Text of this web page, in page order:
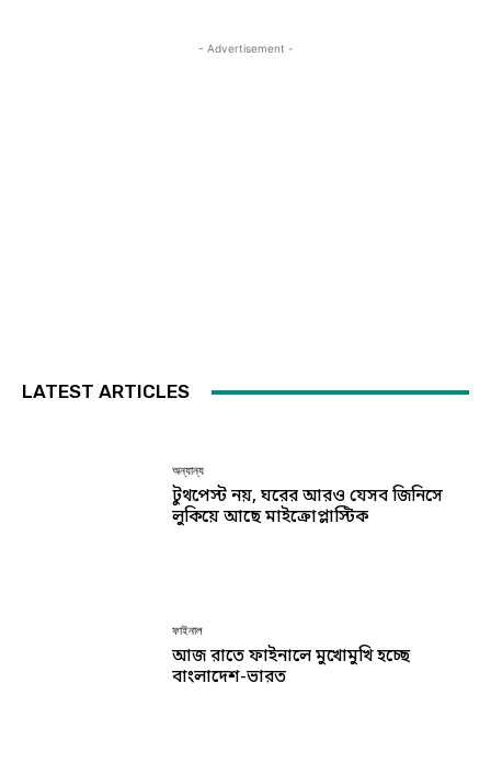
- Advertisement -
LATEST ARTICLES
অন্যান্য
টুথপেস্ট নয়, ঘরের আরও যেসব জিনিসে
লুকিয়ে আছে মাইক্রোপ্লাস্টিক
ফাইনাল
আজ রাতে ফাইনালে মুখোমুখি হচ্ছে
বাংলাদেশ-ভারত